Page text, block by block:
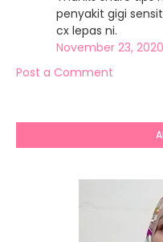
penyakit gigi
cx lepas ni.
November 23, 2020
Post a Comment